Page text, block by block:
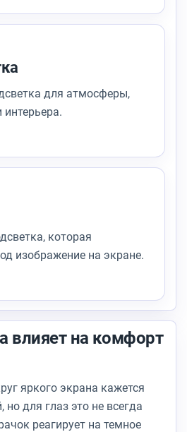
для атмосферы,
интерьера.
которая
изображение на экране.
влияет на комфорт
яркого экрана кажется
для глаз это не всегда
реагирует на темное